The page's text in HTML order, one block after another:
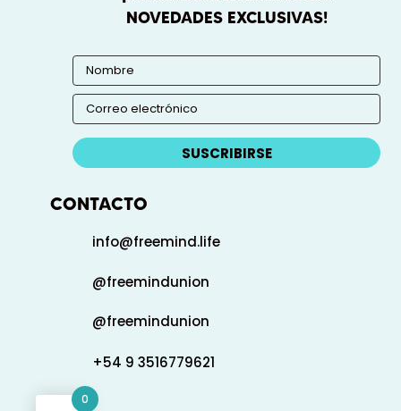
NOVEDADES EXCLUSIVAS!
SUSCRIBIRSE
CONTACTO
info@freemind.life
@freemindunion
@freemindunion
+54 9 3516779621
0